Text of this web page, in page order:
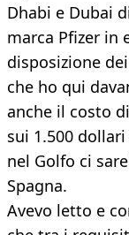
Dhabi e Dubai
marca Pfizer in
disposizione
che ho qui
anche il costo
sui 1.500
nel Golfo ci
Spagna.
Avevo letto e